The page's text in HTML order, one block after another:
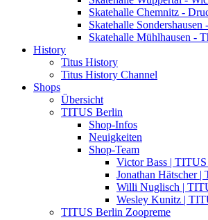
Skatehalle Chemnitz -
Skatehalle Sondershausen
Skatehalle Mühlhausen -
History
Titus History
Titus History Channel
Shops
Übersicht
TITUS Berlin
Shop-Infos
Neuigkeiten
Shop-Team
Victor Bass |
Jonathan Hätscher
Willi Nuglisch |
Wesley Kunitz |
TITUS Berlin Zoopreme